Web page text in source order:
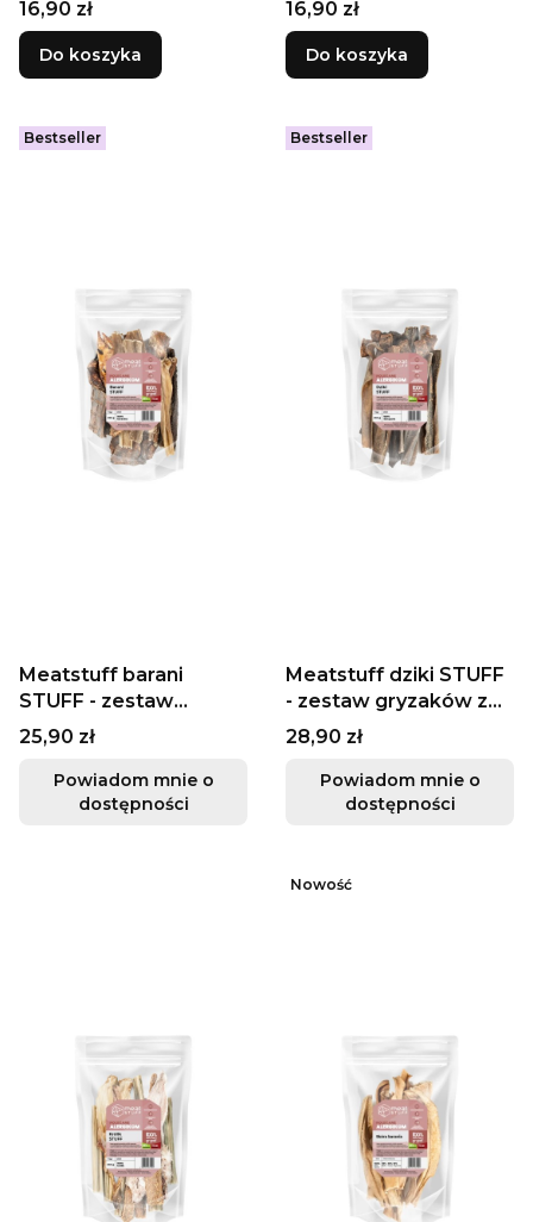
Cena
16,90 zł
Do koszyka
Cena
16,90 zł
Do koszyka
Bestseller
Meatstuff barani
STUFF - zestaw
gryzaków z baraniny
250g
Cena
25,90 zł
Powiadom mnie o
dostępności
Bestseller
Meatstuff dziki STUFF
- zestaw gryzaków z
dziczyzny 250g
Cena
28,90 zł
Powiadom mnie o
dostępności
Nowość